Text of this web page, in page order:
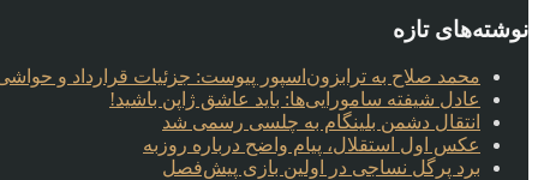
نوشته‌های تازه
محمد صلاح به ترابزون‌اسپور پیوست: جزئیات قرارداد و حواشی
عادل شیفته سامورایی‌ها: باید عاشق ژاپن باشید!
انتقال دشمن بلینگام به چلسی رسمی شد
عکس اول استقلال، پیام واضح درباره روزبه
برد پرگل نساجی در اولین بازی پیش‌فصل